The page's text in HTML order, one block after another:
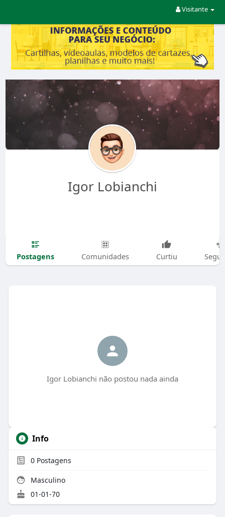
Visitante
Igor Lobianchi
Postagens Comunidades Curtiu
Igor Lobianchi não postou nada ainda
Info
0Postagens
Masculino
01-01-70